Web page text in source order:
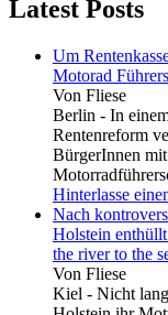
Latest Posts
Um
Motorad
Von Fliese
Berlin - In
Rentenreform
BürgerInnen
Hinterlasse
Nach
Holstein
the river to the
Von Fliese
Kiel - Nicht